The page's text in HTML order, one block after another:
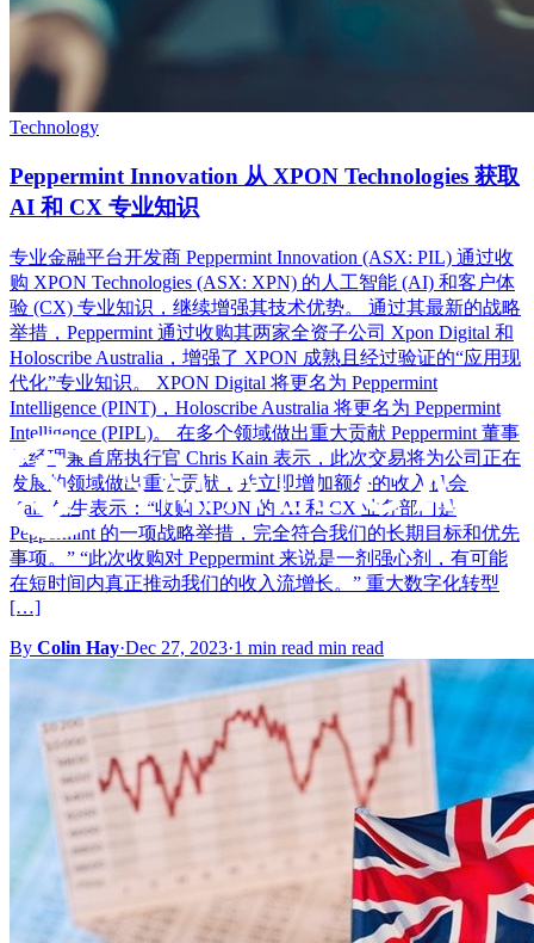
Technology
Peppermint Innovation 从 XPON Technologies 获取
AI 和 CX 专业知识
专业金融平台开发商 Peppermint Innovation (ASX: PIL) 通过收
购 XPON Technologies (ASX: XPN) 的人工智能 (AI) 和客户体
验 (CX) 专业知识，继续增强其技术优势。 通过其最新的战略
举措，Peppermint 通过收购其两家全资子公司 Xpon Digital 和
Holoscribe Australia，增强了 XPON 成熟且经过验证的“应用现
代化”专业知识。 XPON Digital 将更名为 Peppermint
Intelligence (PINT)，Holoscribe Australia 将更名为 Peppermint
Intelligence (PIPL)。 在多个领域做出重大贡献 Peppermint 董事
总经理兼首席执行官 Chris Kain 表示，此次交易将为公司正在
发展的领域做出重大贡献，并立即增加额外的收入机会。
Kain 先生表示：“收购 XPON 的 AI 和 CX 业务部门是
Peppermint 的一项战略举措，完全符合我们的长期目标和优先
事项。” “此次收购对 Peppermint 来说是一剂强心剂，有可能
在短时间内真正推动我们的收入流增长。” 重大数字化转型
[…]
By Colin Hay·Dec 27, 2023·1 min read min read